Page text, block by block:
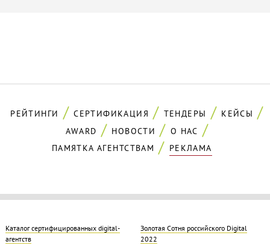
РЕЙТИНГИ СЕРТИФИКАЦИЯ ТЕНДЕРЫ
КЕЙСЫ
AWARD
НОВОСТИ
О НАС
ПАМЯТКА АГЕНТСТВАМ
РЕКЛАМА
Каталог сертифицированных digital-
агентств
Золотая Cотня российского Digital
2022